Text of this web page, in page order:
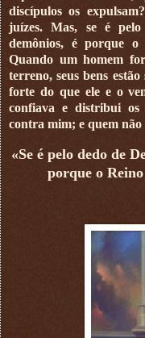
discípulos os
juízes. Mas, se é
demônios, é porque
Quando um homem
terreno, seus bens
forte do que ele e o
confiava e distribui os
contra mim; e quem não
«Se é pelo dedo de
porque o